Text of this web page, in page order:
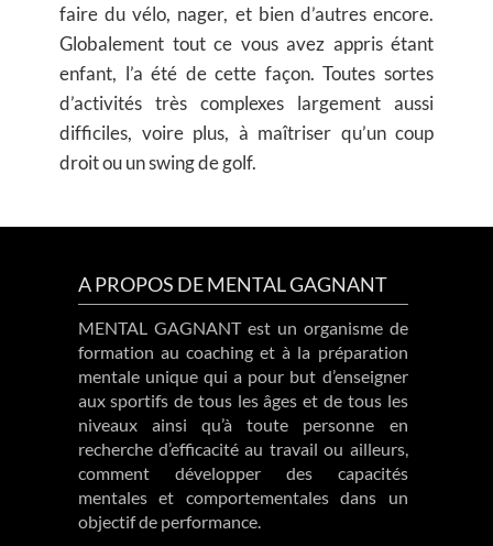
faire du vélo, nager, et bien d’autres encore.
Globalement tout ce vous avez appris étant
enfant, l’a été de cette façon. Toutes sortes
d’activités très complexes largement aussi
difficiles, voire plus, à maîtriser qu’un coup
droit ou un swing de golf.
A PROPOS DE MENTAL GAGNANT
MENTAL GAGNANT est un organisme de
formation au coaching et à la préparation
mentale unique qui a pour but d’enseigner
aux sportifs de tous les âges et de tous les
niveaux ainsi qu’à toute personne en
recherche d’efficacité au travail ou ailleurs,
comment développer des capacités
mentales et comportementales dans un
objectif de performance.